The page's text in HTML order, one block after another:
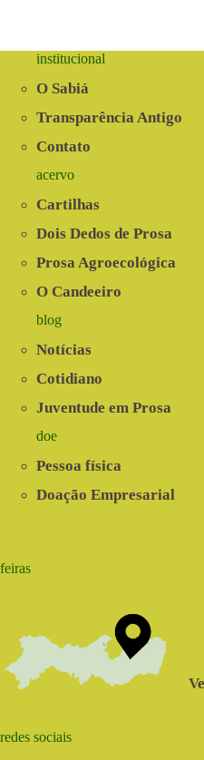
institucional
O Sabiá
Transparência Antigo
Contato
acervo
Cartilhas
Dois Dedos de Prosa
Prosa Agroecológica
O Candeeiro
blog
Notícias
Cotidiano
Juventude em Prosa
doe
Pessoa física
Doação Empresarial
feiras
redes sociais